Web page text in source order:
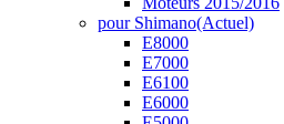
pour Shimano(Actuel)
E8000
E7000
E6100
E6000